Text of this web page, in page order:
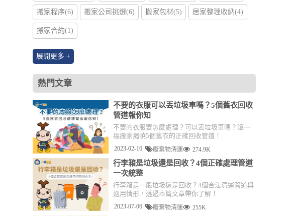
搬家程序(6) 搬家公司挑選(6) 搬家包材(5) 居家整理收納(4)
搬家合約(1)
展開更多 +
熱門文章
不要的衣服可以丟垃圾車嗎？5個舊衣回收
管道報你知
不要的衣服要怎麼處理？可以丟垃圾車嗎？讓一
福搬家揭曉5個舊衣的正確回收管道！
2023-02-16 廢棄物清運 274.9K
行李箱是垃圾還是回收？4個正確處理管道
一次統整
行李箱是一般垃圾還是回收？4個合法清運管道與
適用情形，透過本篇文章帶你了解！
2023-07-06 廢棄物清運 255K